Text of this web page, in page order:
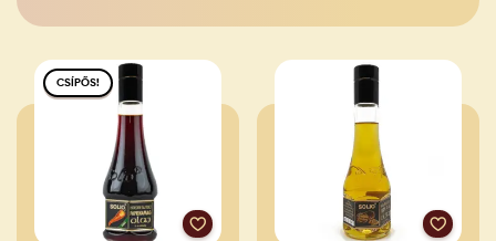
CSÍPŐS!